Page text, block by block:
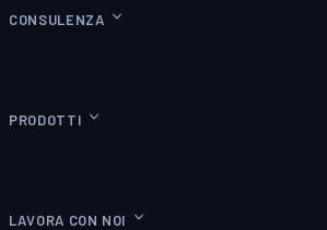
CONSULENZA
PRODOTTI
LAVORA CON NOI